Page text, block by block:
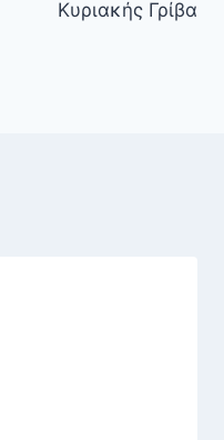
Κυριακής Γρίβα